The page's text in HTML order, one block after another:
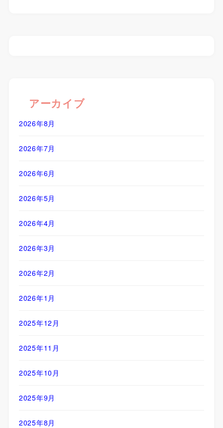
アーカイブ
2026年8月
2026年7月
2026年6月
2026年5月
2026年4月
2026年3月
2026年2月
2026年1月
2025年12月
2025年11月
2025年10月
2025年9月
2025年8月